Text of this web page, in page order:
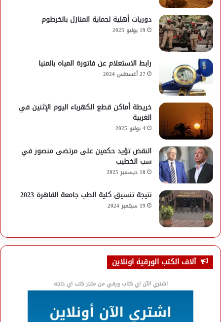
دوريات أهلية لحماية المنازل بالخرطوم
19 يوليو 2025
رابط الاستعلام عن فاتورة المياه بالمنيا
27 أغسطس 2024
خريطة أماكن قطع الكهرباء اليوم الإثنين في
الغربية
4 يوليو 2025
النقض تؤيد حكمين على مرتضى منصور في
سب الخطيب
10 ديسمبر 2025
نتيجة تنسيق كلية الطب جامعة القاهرة 2023
19 سبتمبر 2024
آلاف الكتب الورقية اونلاين
اشتري الآن اي كتاب ورقي من متجر كتب اي حاجه